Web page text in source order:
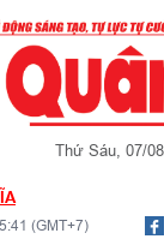
Thứ Sáu, 07/
(GMT+7)